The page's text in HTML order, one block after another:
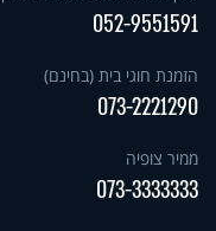
052-9551591
הזמנת חוגי בית (בחינם)
073-2221290
ממיר צופיה
073-3333333